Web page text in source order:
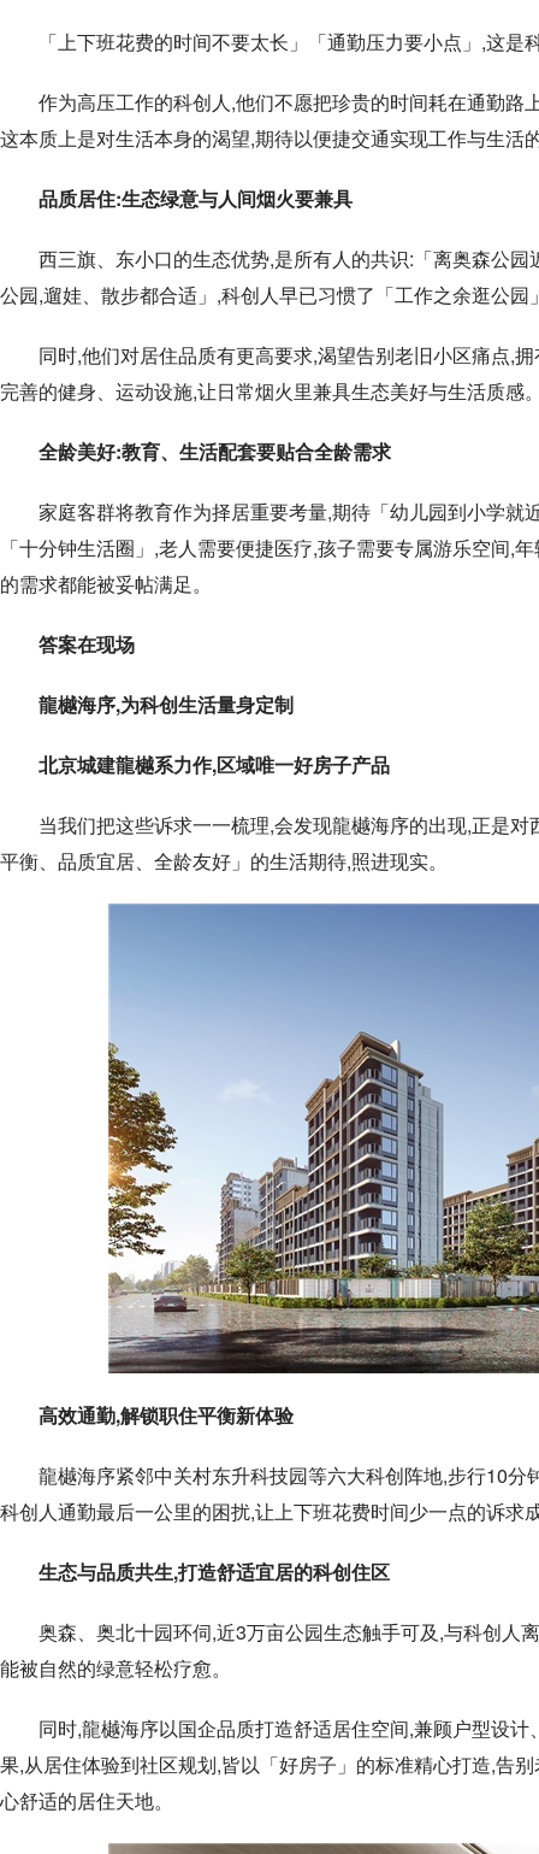
「上下班花费的时间不要太长」「通勤压力要小点」,这是
作为高压工作的科创人,他们不愿把珍贵的时间耗在通勤
这本质上是对生活本身的渴望,期待以便捷交通实现工作与生活
品质居住:生态绿意与人间烟火要兼具
西三旗、东小口的生态优势,是所有人的共识:「离奥森公
公园,遛娃、散步都合适」,科创人早已习惯了「工作之余逛公园
同时,他们对居住品质有更高要求,渴望告别老旧小区痛点,
完善的健身、运动设施,让日常烟火里兼具生态美好与生活质感
全龄美好:教育、 生活配套要贴合全龄需求
家庭客群将教育作为择居重要考量,期待「幼儿园到小学
「十分钟生活圈」,老人需要便捷医疗,孩子需要专属游乐空间,
的需求都能被妥帖满足。
答案在现场
龍樾海序,为科创生活量身定制
北京城建龍樾系力作,区域唯一好房子产品
当我们把这些诉求一一梳理,会发现龍樾海序的出现,正是
平衡、品质宜居、全龄友好」的生活期待,照进现实。
高效通勤,解锁职住平衡新体验
龍樾海序紧邻中关村东升科技园等六大科创阵地,步行10
科创人通勤最后一公里的困扰,让上下班花费时间少一点的诉求
生态与品质共生,打造舒适宜居的科创住区
奥森、奥北十园环伺,近3万亩公园生态触手可及,与科创人
能被自然的绿意轻松疗愈。
同时,龍樾海序以国企品质打造舒适居住空间,兼顾户型设
果,从居住体验到社区规划,皆以「好房子」的标准精心打造,告
心舒适的居住天地。